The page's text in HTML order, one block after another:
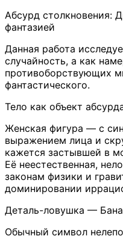
Абсурд столкновения:
фантазией
Данная работа
случайность, а как
противоборствующих
фантастического.
Тело как объект
Женская фигура — с
выражением лица и
кажется застывшей в
Её неестественная,
законам физики и
доминировании
Деталь-ловушка —
Обычный символ